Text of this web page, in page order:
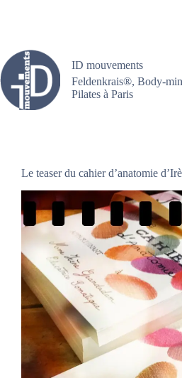
ID mouvements
Feldenkrais®, Body-
Pilates à Paris
Le teaser du cahier d’anatomie